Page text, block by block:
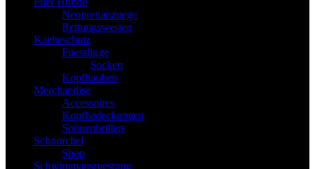
Neoprenanzuege
Rettungswesten
Kaelteschutz
Fuesslinge
Socken
Kopfhauben
Merchandise
Accessoires
Kopfbedeckungen
Sonnenbrillen
Schnorchel
Shop
Schwimmausruestung